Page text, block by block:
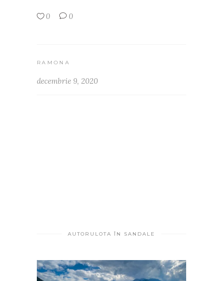
0 0
RAMONA
decembrie 9, 2020
AUTORULOTA ÎN SANDALE